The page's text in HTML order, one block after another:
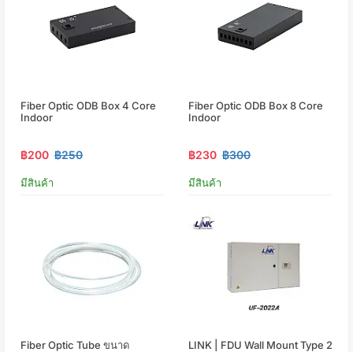
Fiber Optic ODB Box 4 Core
Indoor
฿200 ฿250
มีสินค้า
Fiber Optic ODB Box 8 Core
Indoor
฿230 ฿300
มีสินค้า
Fiber Optic Tube ขนาด
LINK | FDU Wall Mount Type 2